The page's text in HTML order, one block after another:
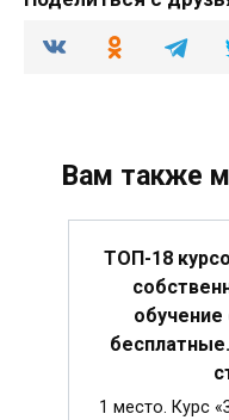
Вам также
ТОП-18
1 место. Курс